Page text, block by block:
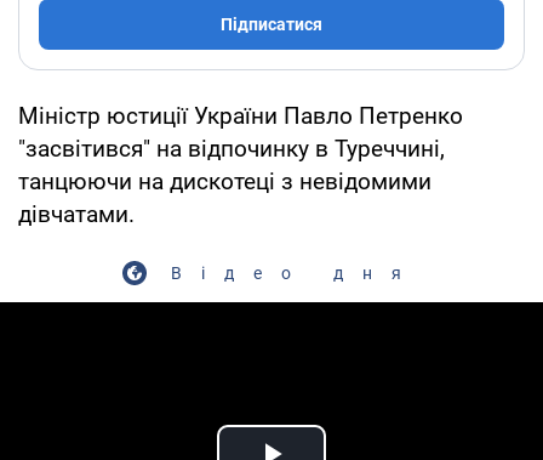
Підписатися
Міністр юстиції України Павло Петренко
"засвітився" на відпочинку в Туреччині,
танцюючи на дискотеці з невідомими
дівчатами.
Відео дня